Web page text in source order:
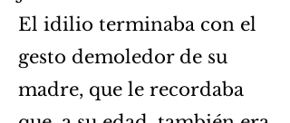
El idilio terminaba con el
gesto demoledor de su
madre, que le recordaba